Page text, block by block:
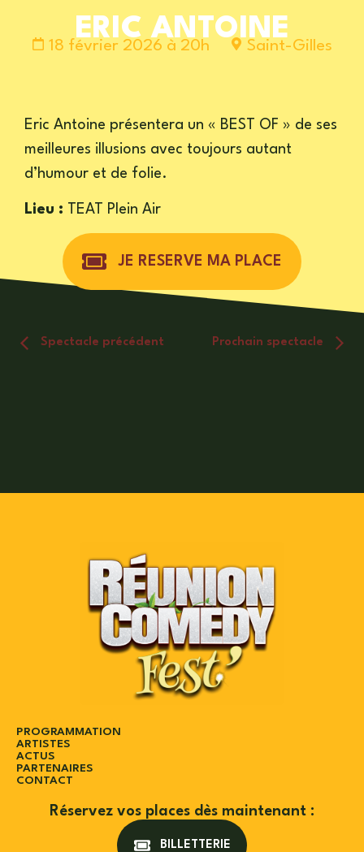
ERIC ANTOINE
18 février 2026 à 20h Saint-Gilles
Eric Antoine présentera un « BEST OF » de ses
meilleures illusions avec toujours autant
d’humour et de folie.
Lieu : TEAT Plein Air
JE RESERVE MA PLACE
Spectacle précédent Prochain spectacle
PROGRAMMATION
ARTISTES
ACTUS
PARTENAIRES
CONTACT
Réservez vos places dès maintenant :
BILLETTERIE